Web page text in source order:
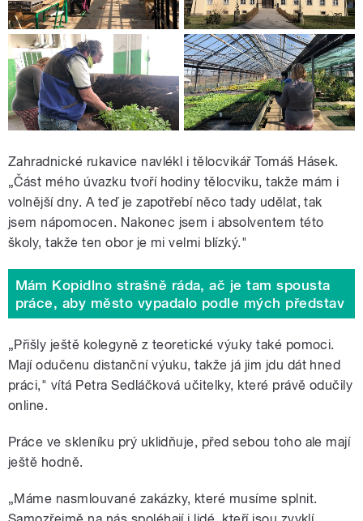
Zahradnické rukavice navlékl i tělocvikář Tomáš Hásek.
„Část mého úvazku tvoří hodiny tělocviku, takže mám i
volnější dny. A teď je zapotřebí něco tady udělat, tak
jsem nápomocen. Nakonec jsem i absolventem této
školy, takže ten obor je mi velmi blízký."
Mám Kopidlno strašně ráda, ač je tam spousta
práce, aby město vypadalo podle mých představ
„Přišly ještě kolegyně z teoretické výuky také pomoci.
Mají odučenu distanční výuku, takže já jim jdu dát hned
práci," vítá Petra Sedláčková učitelky, které právě odučily
online.
Práce ve skleníku prý uklidňuje, před sebou toho ale mají
ještě hodně.
„Máme nasmlouvané zakázky, které musíme splnit.